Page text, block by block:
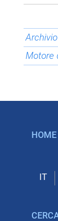
Motore
HOME